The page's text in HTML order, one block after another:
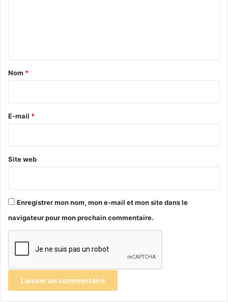
a
e
Nom *
E-mail *
Site web
Enregistrer mon nom, mon e-mail et mon site dans le
navigateur pour mon prochain commentaire.